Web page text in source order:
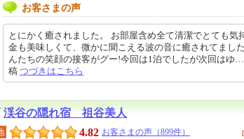
お客さまの声
とにかく癒されました。 お部屋含め全て清潔でとても気
金も美味しくて、微かに聞こえる波の音に癒されてまし
んたちの笑顔の接客がグー!今回は1泊でしたが次回は
稿 つづきはこちら
渓谷の隠れ宿 祖谷美人
4.82 お客さまの声（899件）